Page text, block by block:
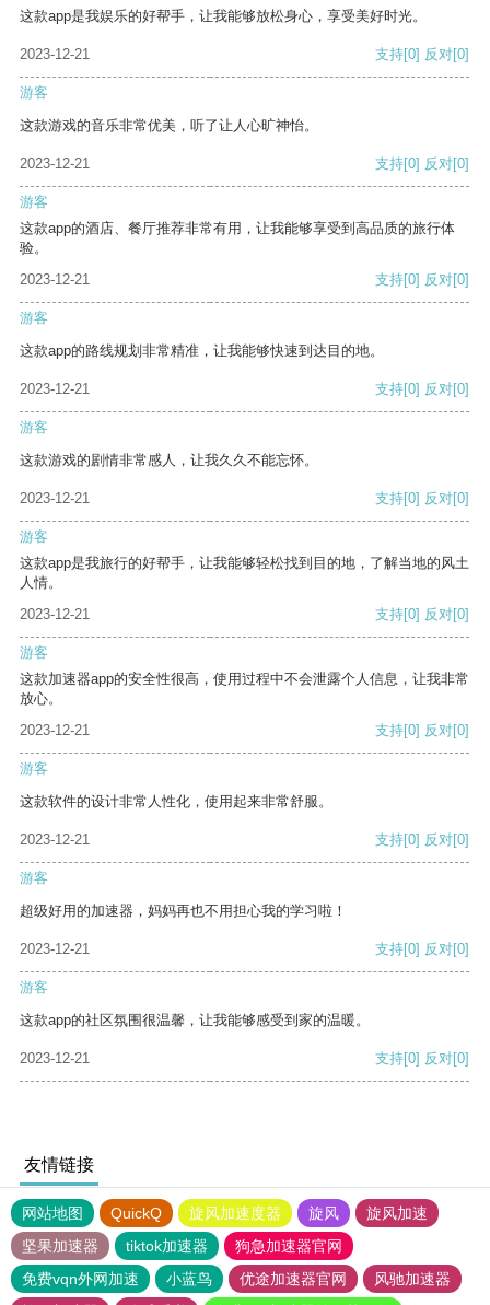
这款app是我娱乐的好帮手，让我能够放松身心，享受美好时光。
2023-12-21 支持[0] 反对[0]
游客
这款游戏的音乐非常优美，听了让人心旷神怡。
2023-12-21 支持[0] 反对[0]
游客
这款app的酒店、餐厅推荐非常有用，让我能够享受到高品质的旅行体
验。
2023-12-21
支持[0] 反对[0]
游客
这款app的路线规划非常精准，让我能够快速到达目的地。
2023-12-21 支持[0] 反对[0]
游客
这款游戏的剧情非常感人，让我久久不能忘怀。
2023-12-21 支持[0] 反对[0]
游客
这款app是我旅行的好帮手，让我能够轻松找到目的地，了解当地的风土
人情。
2023-12-21
支持[0] 反对[0]
游客
这款加速器app的安全性很高，使用过程中不会泄露个人信息，让我非常
放心。
2023-12-21
支持[0] 反对[0]
游客
这款软件的设计非常人性化，使用起来非常舒服。
2023-12-21 支持[0] 反对[0]
游客
超级好用的加速器，妈妈再也不用担心我的学习啦！
2023-12-21 支持[0] 反对[0]
游客
这款app的社区氛围很温馨，让我能够感受到家的温暖。
2023-12-21 支持[0] 反对[0]
友情链接
网站地图 QuickQ 旋风加速度器 旋风
旋风加速
坚果加速器
tiktok加速器
狗急加速器官网
免费vqn外网加速
小蓝鸟 优途加速器官网
风驰加速器